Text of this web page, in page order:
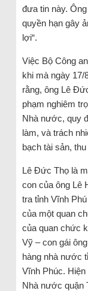
đưa tin này.
quyền hạn gây
lợi“.
Việc Bộ Công
khi mà ngày 17/
rằng, ông Lê
phạm nghiêm
Nhà nước, quy
làm, và trách
bạch tài sản, thu
Lê Đức Thọ là
con của ông Lê
tra tỉnh Vĩnh
của một quan
của quan chức
Vỹ – con gái
hàng nhà nước
Vĩnh Phúc.
Nhà nước quận